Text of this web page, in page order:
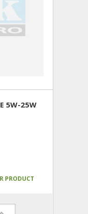
5W-25W
PRODUCT